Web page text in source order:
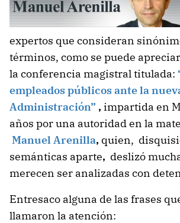
expertos que consideran
términos, como se puede
la conferencia magistral titulada:
empleados públicos ante la
Administración” , impartida en
años por una autoridad en la
Manuel Arenilla, quien,
semánticas aparte, deslizó
merecen ser analizadas con
Entresaco alguna de las frases
llamaron la atención: